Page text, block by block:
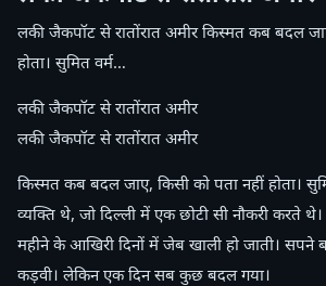
लकी जैकपॉट से रातोंरात अमीर किस्मत कब बदल
होता। सुमित वर्म…
लकी जैकपॉट से रातोंरात अमीर
लकी जैकपॉट से रातोंरात अमीर
किस्मत कब बदल जाए, किसी को पता नहीं होता।
व्यक्ति थे, जो दिल्ली में एक छोटी सी नौकरी करते
महीने के आखिरी दिनों में जेब खाली हो जाती।
कड़वी। लेकिन एक दिन सब कुछ बदल गया।